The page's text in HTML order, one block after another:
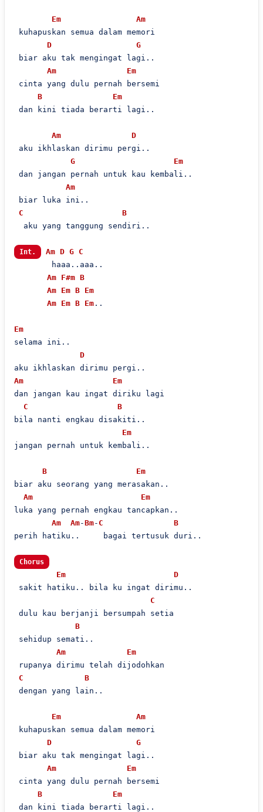
Em
Am
kuhapuskan semua dalam memori
D
G
biar aku tak mengingat lagi..
Am
Em
cinta yang dulu pernah bersemi
B
Em
dan kini tiada berarti lagi..
Am
D
aku ikhlaskan dirimu pergi..
G
Em
dan jangan pernah untuk kau kembali..
Am
biar luka ini..
C
B
  aku yang tanggung sendiri..
Int. Am D G
C
        haaa..aaa..
Am
F#m B
Am
Em B
Em
Am
Em B Em..
Em
selama ini..
D
Am
Em
dan jangan kau ingat diriku lagi
C
B
bila nanti engkau disakiti..
Em
jangan pernah untuk kembali..
B
Em
biar aku seorang yang merasakan..
Am
Em
luka yang pernah engkau tancapkan..
Am
Am-Bm- C
B
perih hatiku..     bagai tertusuk duri..
Chorus
Em
D
sakit hatiku.. bila ku ingat dirimu..
C
dulu kau berjanji bersumpah setia
B
sehidup semati..
Am
Em
rupanya dirimu telah dijodohkan
C
B
dengan yang lain..
Em
Am
kuhapuskan semua dalam memori
D
G
biar aku tak mengingat lagi..
Am
Em
cinta yang dulu pernah bersemi
B
Em
dan kini tiada berarti lagi..